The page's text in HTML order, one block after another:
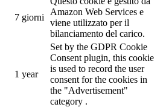
7 giorni
Amazon Web Services e
viene utilizzato per il
bilanciamento del carico.
1 year
Set by the GDPR Cookie
Consent plugin, this cookie
is used to record the user
consent for the cookies in
the "Advertisement"
category .